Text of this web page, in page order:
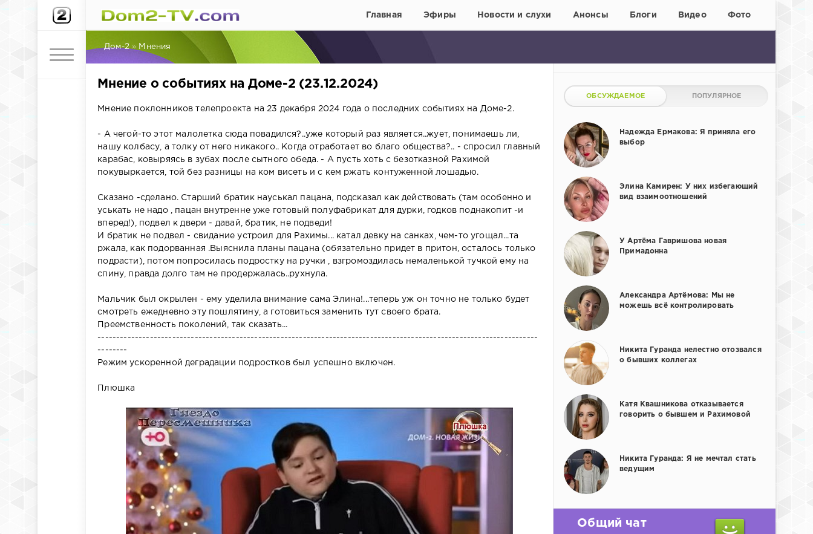
Главная Эфиры Новости и слухи Анонсы Блоги Видео Фото
Дом-2 » Мнения
Мнение о событиях на Доме-2 (23.12.2024)
Мнение поклонников телепроекта на 23 декабря 2024 года о последних событиях на Доме-2.
- А чегой-то этот малолетка сюда повадился?..уже который раз является..жует, понимаешь ли,
нашу колбасу, а толку от него никакого.. Когда отработает во благо общества?.. - спросил главный
карабас, ковыряясь в зубах после сытного обеда. - А пусть хоть с безотказной Рахимой
покувыркается, той без разницы на ком висеть и с кем ржать контуженной лошадью.
Сказано -сделано. Старший братик науськал пацана, подсказал как действовать (там особенно и
уськать не надо , пацан внутренне уже готовый полуфабрикат для дурки, годков поднакопит -и
вперед!), подвел к двери - давай, братик, не подведи!
И братик не подвел - свидание устроил для Рахимы... катал девку на санках, чем-то угощал...та
ржала, как подорванная .Выяснила планы пацана (обязательно придет в притон, осталось только
подрасти), потом попросилась подростку на ручки , взгромоздилась немаленькой тучкой ему на
спину, правда долго там не продержалась..рухнула.
Мальчик был окрылен - ему уделила внимание сама Элина!...теперь уж он точно не только будет
смотреть ежедневно эту пошлятину, а готовиться заменить тут своего брата.
Преемственность поколений, так сказать...
----------------------------------------------------------------------------------------------------------------------
--------
Режим ускоренной деградации подростков был успешно включен.
Плюшка
ОБСУЖДАЕМОЕ ПОПУЛЯРНОЕ
Надежда Ермакова: Я приняла его
выбор
Элина Камирен: У них избегающий
вид взаимоотношений
У Артёма Гавришова новая
Примадонна
Александра Артёмова: Мы не
можешь всё контролировать
Никита Гуранда нелестно отозвался
о бывших коллегах
Катя Квашникова отказывается
говорить о бывшем и Рахимовой
Никита Гуранда: Я не мечтал стать
ведущим
Общий чат